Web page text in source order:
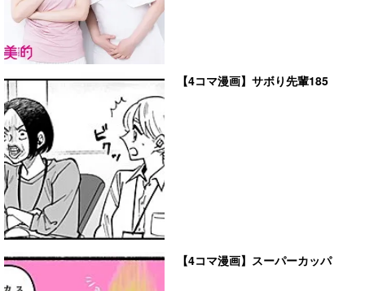
【4コマ漫画】サボり先輩185
【4コマ漫画】スーパーカッパ